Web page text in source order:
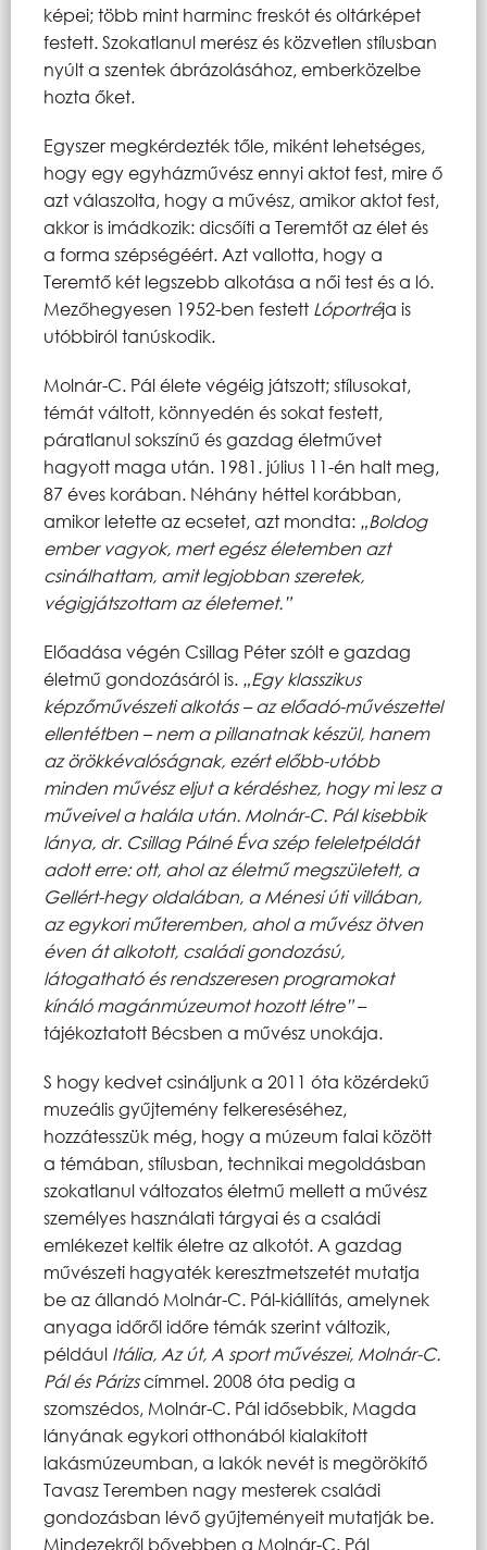
képei; több mint harminc freskót és oltárképet
festett. Szokatlanul merész és közvetlen stílusban
nyúlt a szentek ábrázolásához, emberközelbe
hozta őket.
Egyszer megkérdezték tőle, miként lehetséges,
hogy egy egyházművész ennyi aktot fest, mire ő
azt válaszolta, hogy a művész, amikor aktot fest,
akkor is imádkozik: dicsőíti a Teremtőt az élet és
a forma szépségéért. Azt vallotta, hogy a
Teremtő két legszebb alkotása a női test és a ló.
Mezőhegyesen 1952-ben festett Lóportréja is
utóbbiról tanúskodik.
Molnár-C. Pál élete végéig játszott; stílusokat,
témát váltott, könnyedén és sokat festett,
páratlanul sokszínű és gazdag életművet
hagyott maga után. 1981. július 11-én halt meg,
87 éves korában. Néhány héttel korábban,
amikor letette az ecsetet, azt mondta: „Boldog
ember vagyok, mert egész életemben azt
csinálhattam, amit legjobban szeretek,
végigjátszottam az életemet.”
Előadása végén Csillag Péter szólt e gazdag
életmű gondozásáról is. „Egy klasszikus
képzőművészeti alkotás – az előadó-művészettel
ellentétben – nem a pillanatnak készül, hanem
az örökkévalóságnak, ezért előbb-utóbb
minden művész eljut a kérdéshez, hogy mi lesz a
műveivel a halála után. Molnár-C. Pál kisebbik
lánya, dr. Csillag Pálné Éva szép feleletpéldát
adott erre: ott, ahol az életmű megszületett, a
Gellért-hegy oldalában, a Ménesi úti villában,
az egykori műteremben, ahol a művész ötven
éven át alkotott, családi gondozású,
látogatható és rendszeresen programokat
kínáló magánmúzeumot hozott létre”–
tájékoztatott Bécsben a művész unokája.
S hogy kedvet csináljunk a 2011 óta közérdekű
muzeális gyűjtemény felkereséséhez,
hozzátesszük még, hogy a múzeum falai között
a témában, stílusban, technikai megoldásban
szokatlanul változatos életmű mellett a művész
személyes használati tárgyai és a családi
emlékezet keltik életre az alkotót. A gazdag
művészeti hagyaték keresztmetszetét mutatja
be az állandó Molnár-C. Pál-kiállítás, amelynek
anyaga időről időre témák szerint változik,
például Itália, Az út, A sport művészei, Molnár-C.
Pál és Párizscímmel. 2008 óta pedig a
szomszédos, Molnár-C. Pál idősebbik, Magda
lányának egykori otthonából kialakított
lakásmúzeumban, a lakók nevét is megörökítő
Tavasz Teremben nagy mesterek családi
gondozásban lévő gyűjteményeit mutatják be.
Mindezekről bővebben a Molnár-C. Pál